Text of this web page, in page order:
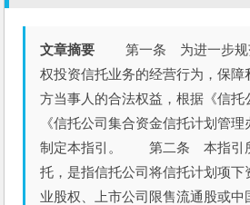
文章摘要 第一条 为进一步规
权投资信托业务的经营行为，保障
方当事人的合法权益，根据《信托
《信托公司集合资金信托计划管理
制定本指引。 第二条 本指引
托，是指信托公司将信托计划项下
业股权、上市公司限售流通股或